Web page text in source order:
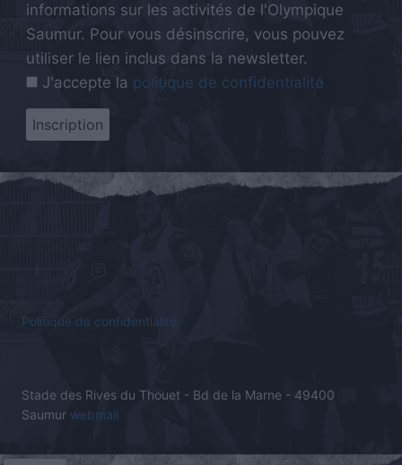
informations sur les activités de l'Olympique
Saumur. Pour vous désinscrire, vous pouvez
utiliser le lien inclus dans la newsletter.
J'accepte la politique de confidentialité
Politique de confidentialité
Stade des Rives du Thouet - Bd de la Marne - 49400
Saumur webmail